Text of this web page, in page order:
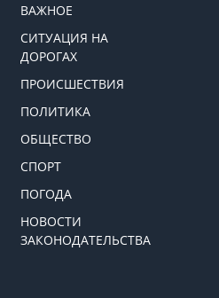
ВАЖНОЕ
СИТУАЦИЯ НА
ДОРОГАХ
ПРОИСШЕСТВИЯ
ПОЛИТИКА
ОБЩЕСТВО
СПОРТ
ПОГОДА
НОВОСТИ
ЗАКОНОДАТЕЛЬСТВА